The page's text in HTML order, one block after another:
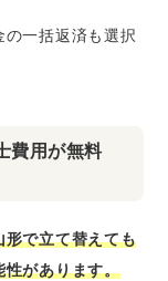
の一括返済も選択
費用が無料
形で立て替えても
性があります。